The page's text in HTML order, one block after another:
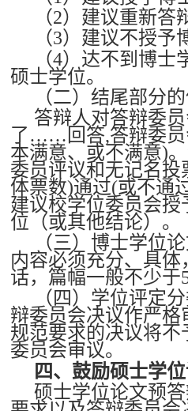
（2）建议重新答
（3）建议不授予
（4）达不到博
硕士学位。
（二）结尾部分
答辩人对答辩委
了……回答,答辩委员
本满意、或不满意)
委员评议和无记名
体票数)通过(或不通
建议校学位委员会
位（或其他结论）。
（三）博士学位
内容必须充分、具体
话，篇幅一般不少于
（四）学位评定
辩委员会决议作严格
规范要求的决议将不
委员会审议。
四、鼓励硕士学
硕士学位论文预